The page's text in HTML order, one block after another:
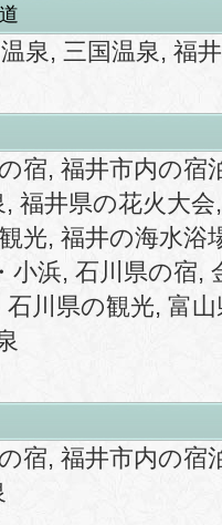
泉, 三国温泉, 福
宿, 福井市内の宿
, 福井県の花火大会
光, 福井の海水浴
小浜, 石川県の宿,
石川県の観光, 富
宿, 福井市内の宿